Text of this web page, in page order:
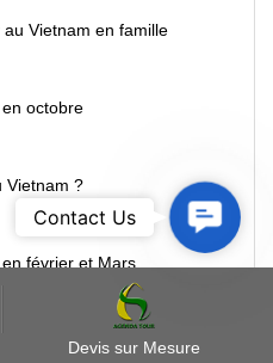
Vietnam en famille
octobre
Vietnam ?
février et Mars
Avril Devis sur Mesure
Contact
Contact Us